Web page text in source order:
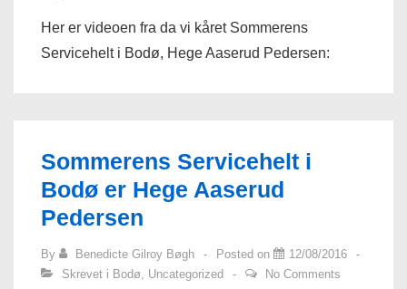
Her er videoen fra da vi kåret Sommerens
Servicehelt i Bodø, Hege Aaserud Pedersen:
Sommerens Servicehelt i
Bodø er Hege Aaserud
Pedersen
By Benedicte Gilroy Bøgh Posted on
12/08/2016
Skrevet i Bodø, Uncategorized No Comments